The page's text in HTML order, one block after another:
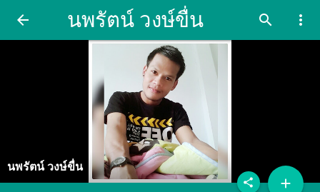
arrow_back นพรัตน์ วงษ์ขื่น search more_vert
นพรัตน์ วงษ์ขื่น
add
share